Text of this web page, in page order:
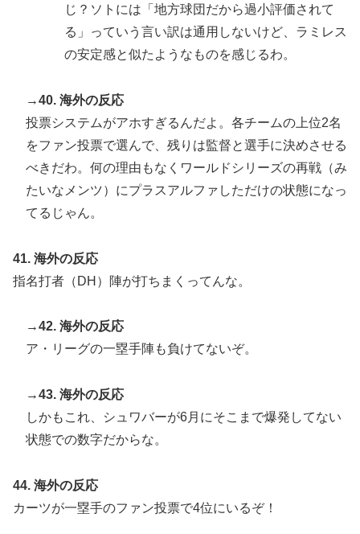
じ？ソトには「地方球団だから過小評価されて
る」っていう言い訳は通用しないけど、ラミレス
の安定感と似たようなものを感じるわ。
→40. 海外の反応
投票システムがアホすぎるんだよ。各チームの上位2名
をファン投票で選んで、残りは監督と選手に決めさせる
べきだわ。何の理由もなくワールドシリーズの再戦（み
たいなメンツ）にプラスアルファしただけの状態になっ
てるじゃん。
41. 海外の反応
指名打者（DH）陣が打ちまくってんな。
→42. 海外の反応
ア・リーグの一塁手陣も負けてないぞ。
→43. 海外の反応
しかもこれ、シュワバーが6月にそこまで爆発してない
状態での数字だからな。
44. 海外の反応
カーツが一塁手のファン投票で4位にいるぞ！